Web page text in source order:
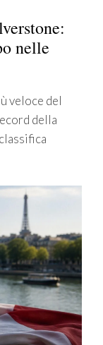
nelle
veloce del
della